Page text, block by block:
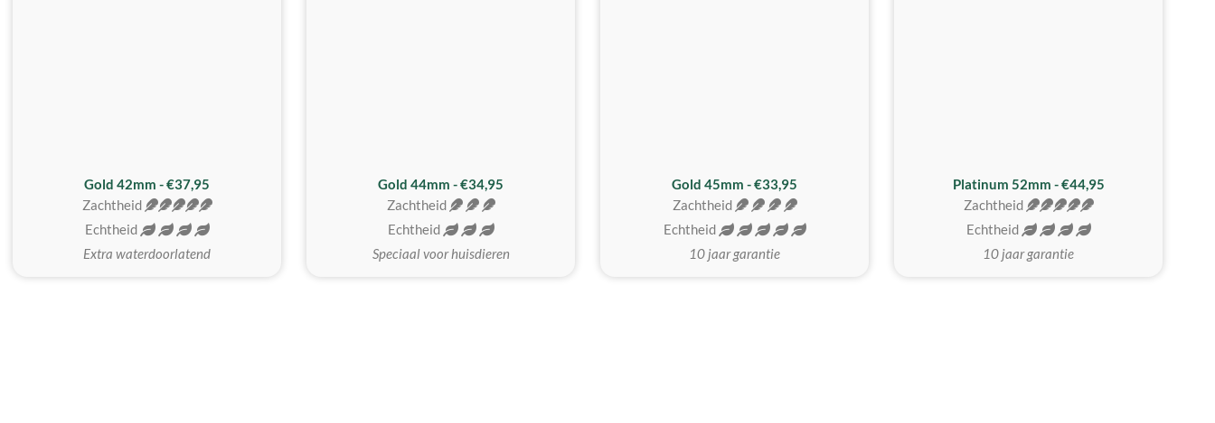
Gold 42mm - €37,95
Zachtheid
Echtheid
Extra waterdoorlatend
Gold 44mm - €34,95
Zachtheid
Echtheid
Speciaal voor huisdieren
Gold 45mm - €33,95
Zachtheid
Echtheid
10 jaar garantie
Platinum 52mm - €44,95
Zachtheid
Echtheid
10 jaar garantie